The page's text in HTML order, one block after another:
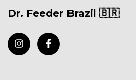
Dr. Feeder Brazil 🇧🇷